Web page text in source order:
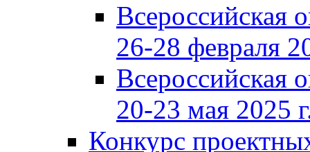
Всероссийская
26-28 февраля
Всероссийская
20-23 мая 2025
Конкурс